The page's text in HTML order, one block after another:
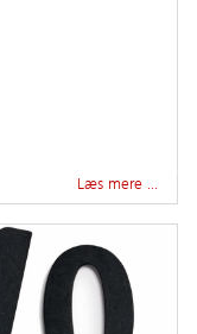
Læs mere …